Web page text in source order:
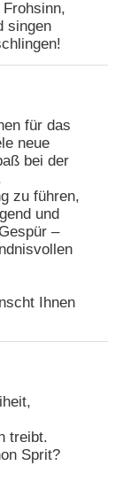
singen
für das
neue
bei der
zu führen,
und
–
Ihnen
treibt.
Sprit?